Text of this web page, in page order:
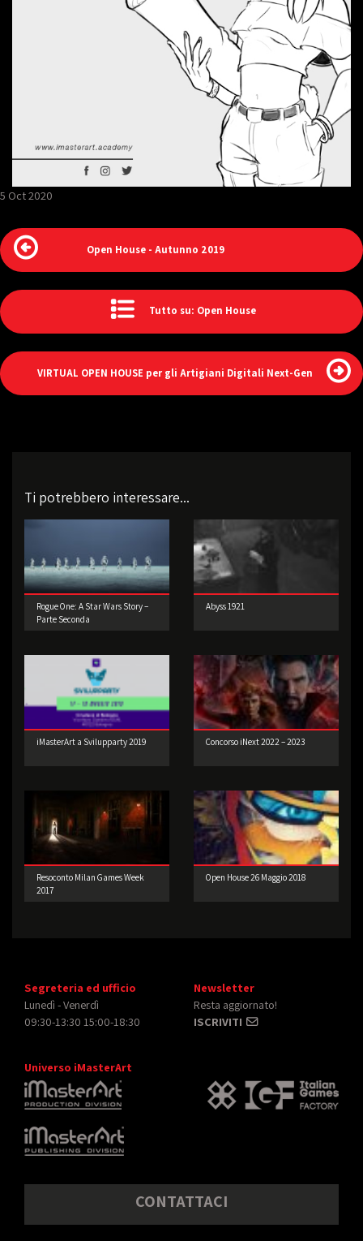
5 Oct 2020
Open House - Autunno 2019
Tutto su: Open House
VIRTUAL OPEN HOUSE per gli Artigiani Digitali Next-Gen
Ti potrebbero interessare...
Rogue One: A Star Wars Story –
Parte Seconda
Abyss 1921
iMasterArt a Svilupparty 2019 Concorso iNext 2022 – 2023
Resoconto Milan Games Week
2017
Open House 26 Maggio 2018
Segreteria ed ufficio
Lunedì - Venerdì
09:30-13:30 15:00-18:30
Newsletter
Resta aggiornato!
ISCRIVITI
Universo iMasterArt
CONTATTACI